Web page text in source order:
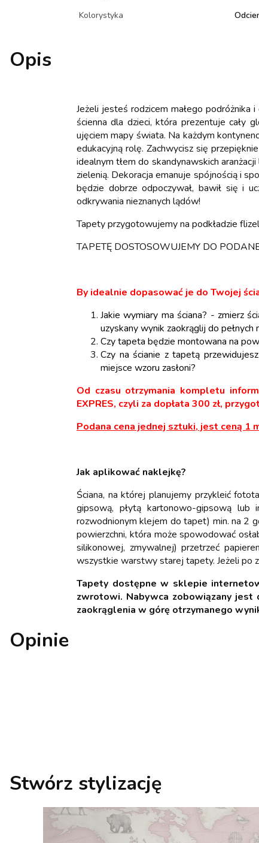
Kolorystyka
Opis
Jeżeli jesteś rodzicem małego podróżnika
ścienna dla dzieci, która prezentuje cały
ujęciem mapy świata. Na każdym
edukacyjną rolę. Zachwycisz się
idealnym tłem do skandynawskich
zielenią. Dekoracja emanuje spójnością i
będzie dobrze odpoczywał, bawił się i
odkrywania nieznanych lądów!
Tapety przygotowujemy na podkładzie
TAPETĘ DOSTOSOWUJEMY DO
By idealnie dopasować je do Twojej
Jakie wymiary ma ściana? - zmierz
uzyskany wynik zaokrąglij do
Czy tapeta będzie montowana na
Czy na ścianie z tapetą
miejsce wzoru zasłoni?
Od czasu otrzymania kompletu
EXPRES, czyli za dopłata 300 zł,
Podana cena jednej sztuki, jest ceną
Jak aplikować naklejkę?
Ściana, na której planujemy przykleić
gipsową, płytą kartonowo-gipsową lub
rozwodnionym klejem do tapet) min. na 2
powierzchni, która może spowodować
silikonowej, zmywalnej) przetrzeć
wszystkie warstwy starej tapety. Jeżeli po
Tapety dostępne w sklepie
zwrotowi. Nabywca zobowiązany
zaokrąglenia w górę otrzymanego
Opinie
Stwórz stylizację